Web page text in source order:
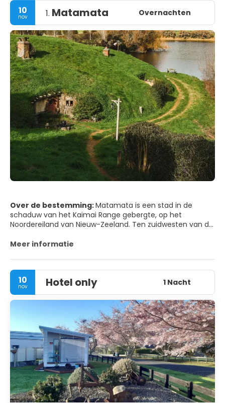
10
nov 1. Matamata Overnachten
Over de bestemming:Matamata is een stad in de
schaduw van het Kaimai Range gebergte, op het
Noordereiland van Nieuw-Zeeland. Ten zuidwesten van de
Jackson's "Lord of the Rings" en "Hobbit" films. Naar het
met uitzicht over de Waikato vlaktes. Het Firth Tower
Museum heeft erfgoedgebouwen, waaronder een school
en een gevangenis, die de geschiedenis van de kolonisten
in de regio vastleggen.
Meer informatie
10
nov Hotel only 1 Nacht